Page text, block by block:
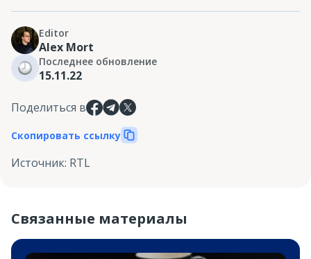
Editor
Alex Mort
Последнее обновление
15.11.22
Поделиться в
Скопировать ссылку
Источник: RTL
Связанные материалы